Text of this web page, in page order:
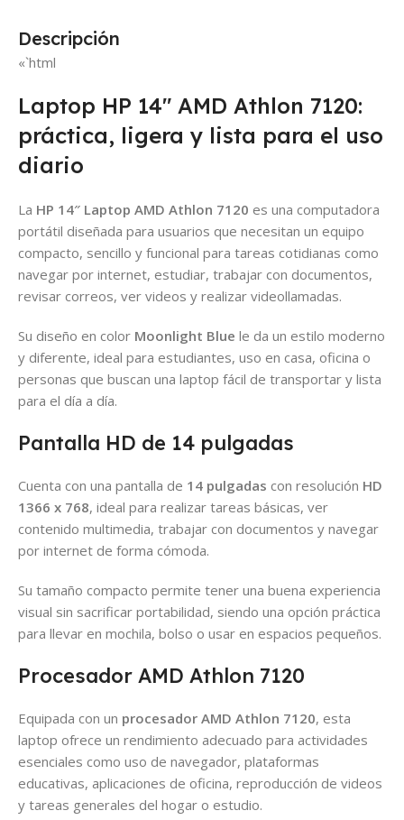
Descripción
«`html
Laptop HP 14″ AMD Athlon 7120:
práctica, ligera y lista para el uso
diario
La HP 14″ Laptop AMD Athlon 7120 es una computadora
portátil diseñada para usuarios que necesitan un equipo
compacto, sencillo y funcional para tareas cotidianas como
navegar por internet, estudiar, trabajar con documentos,
revisar correos, ver videos y realizar videollamadas.
Su diseño en color Moonlight Blue le da un estilo moderno
y diferente, ideal para estudiantes, uso en casa, oficina o
personas que buscan una laptop fácil de transportar y lista
para el día a día.
Pantalla HD de 14 pulgadas
Cuenta con una pantalla de 14 pulgadas con resolución HD
1366 x 768, ideal para realizar tareas básicas, ver
contenido multimedia, trabajar con documentos y navegar
por internet de forma cómoda.
Su tamaño compacto permite tener una buena experiencia
visual sin sacrificar portabilidad, siendo una opción práctica
para llevar en mochila, bolso o usar en espacios pequeños.
Procesador AMD Athlon 7120
Equipada con un procesador AMD Athlon 7120, esta
laptop ofrece un rendimiento adecuado para actividades
esenciales como uso de navegador, plataformas
educativas, aplicaciones de oficina, reproducción de videos
y tareas generales del hogar o estudio.